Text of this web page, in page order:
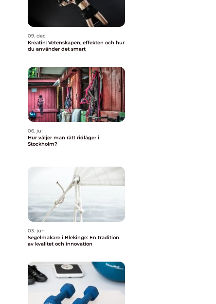
09. dec
Kreatin: Vetenskapen, effekten och hur
du använder det smart
06. jul
Hur väljer man rätt ridläger i
Stockholm?
03. jun
Segelmakare i Blekinge: En tradition
av kvalitet och innovation